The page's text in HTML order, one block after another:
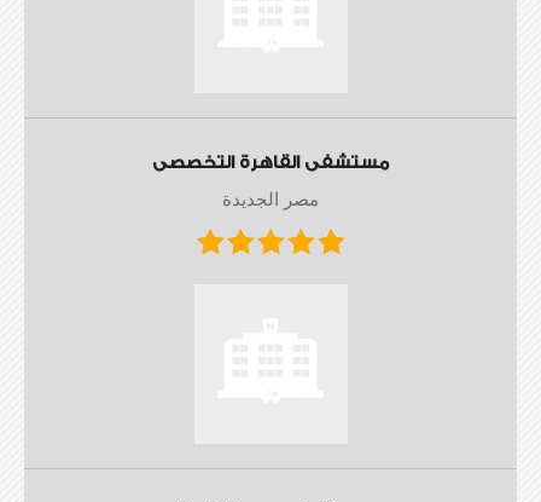
مستشفى القاهرة التخصصى
مصر الجديدة